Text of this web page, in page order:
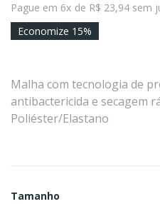
Pague em 6x de R$ 23,94 sem
Economize 15%
Malha com tecnologia de
antibactericida e secagem
Poliéster/Elastano
Tamanho